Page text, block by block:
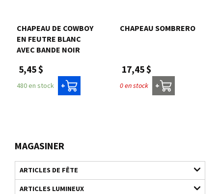
MAGASINER
ARTICLES DE FÊTE
ARTICLES LUMINEUX
CHAPEAU DE COWBOY
EN FEUTRE BLANC
AVEC BANDE NOIR
5,45 $
480 en stock +
CHAPEAU SOMBRERO
17,45 $
0 en stock +